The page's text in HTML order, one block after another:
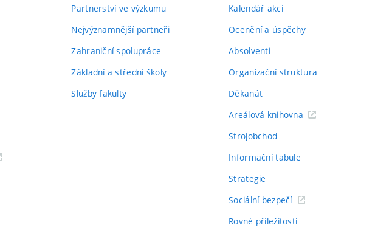
Partnerství ve výzkumu
Nejvýznamnější partneři
Zahraniční spolupráce
Základní a střední školy
Služby fakulty
Kalendář akcí
Ocenění a úspěchy
Absolventi
Organizační struktura
Děkanát
Areálová knihovna
Strojobchod
Informační tabule
Strategie
Sociální bezpečí
Rovné příležitosti